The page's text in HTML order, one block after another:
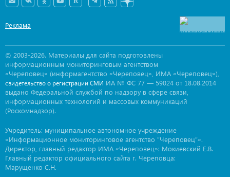
Реклама
© 2003-2026. Материалы для сайта подготовлены
информационным мониторинговым агентством
«Череповец» (информагентство «Череповец», ИМА «Череповец»),
свидетельство о регистрации СМИ ИА № ФС 77 — 59024 от 18.08.2014
выдано Федеральной службой по надзору в сфере связи,
информационных технологий и массовых коммуникаций
(Роскомнадзор).
Учредитель: муниципальное автономное учреждение
«Информационное мониторинговое агентство "Череповец"».
Директор, главный редактор ИМА «Череповец»: Мокиевский Е.В.
Главный редактор официального сайта г. Череповца:
Марущенко С.Н.